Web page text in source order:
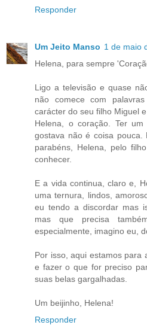
Responder
Um Jeito Manso 1 de maio
Helena, para sempre
Ligo a televisão e quase
não comece com
carácter do seu filho Miguel
Helena, o coração. Ter
gostava não é coisa pouca.
parabéns, Helena, pelo
conhecer.
E a vida continua, claro e,
uma ternura, lindos,
eu tendo a discordar mas
mas que precisa
especialmente, imagino eu,
Por isso, aqui estamos para
e fazer o que for preciso
suas belas gargalhadas.
Um beijinho, Helena!
Responder